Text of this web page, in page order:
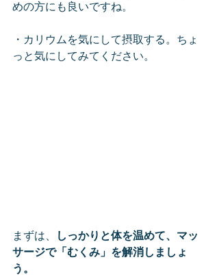
めの方にも良いですね。
・カリウムを気にして摂取する。ちょ
っと気にしてみてください。
まずは、
しっかりと体を温めて、マッ
サージで「むくみ」を解消しましょ
う。